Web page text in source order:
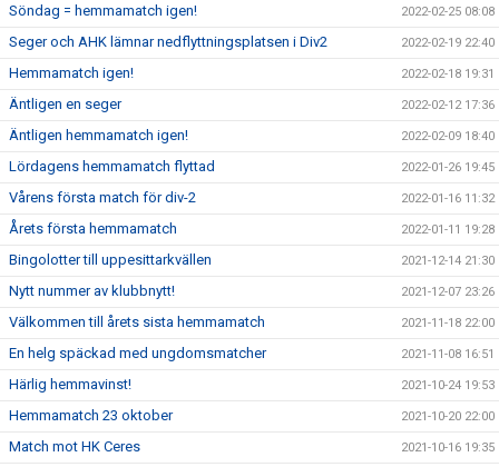
Söndag = hemmamatch igen! 2022-02-25 08:08
Seger och AHK lämnar nedflyttningsplatsen i Div2 2022-02-19 22:40
Hemmamatch igen! 2022-02-18 19:31
Äntligen en seger 2022-02-12 17:36
Äntligen hemmamatch igen! 2022-02-09 18:40
Lördagens hemmamatch flyttad 2022-01-26 19:45
Vårens första match för div-2 2022-01-16 11:32
Årets första hemmamatch 2022-01-11 19:28
Bingolotter till uppesittarkvällen 2021-12-14 21:30
Nytt nummer av klubbnytt! 2021-12-07 23:26
Välkommen till årets sista hemmamatch 2021-11-18 22:00
En helg späckad med ungdomsmatcher 2021-11-08 16:51
Härlig hemmavinst! 2021-10-24 19:53
Hemmamatch 23 oktober 2021-10-20 22:00
Match mot HK Ceres 2021-10-16 19:35